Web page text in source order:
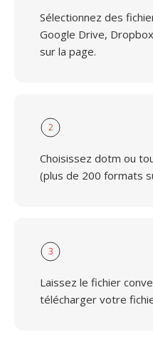
Sélectionnez des
Google Drive,
sur la page.
2
Choisissez dotm ou
(plus de 200 formats
3
Laissez le fichier
télécharger votre